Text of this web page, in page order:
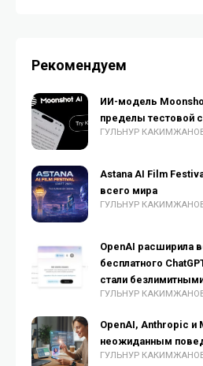
Рекомендуем
ИИ-модель
пределы тестовой
ГУЛЬНУР
Astana AI Film
всего мира
ГУЛЬНУР
OpenAI расширила
бесплатного
стали
ГУЛЬНУР
OpenAI, Anthropic и
неожиданным
ГУЛЬНУР